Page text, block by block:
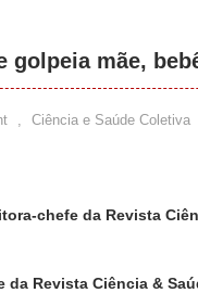
golpeia mãe,
, Ciência e Saúde Coletiva
chefe da Revista
Revista Ciência &